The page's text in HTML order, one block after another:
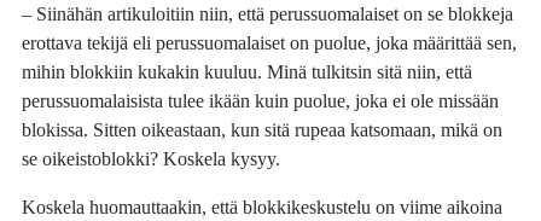
– Siinähän artikuloitiin niin, että perussuomalaiset on se blokkeja
erottava tekijä eli perussuomalaiset on puolue, joka määrittää sen,
mihin blokkiin kukakin kuuluu. Minä tulkitsin sitä niin, että
perussuomalaisista tulee ikään kuin puolue, joka ei ole missään
blokissa. Sitten oikeastaan, kun sitä rupeaa katsomaan, mikä on
se oikeistoblokki? Koskela kysyy.
Koskela huomauttaakin, että blokkikeskustelu on viime aikoina